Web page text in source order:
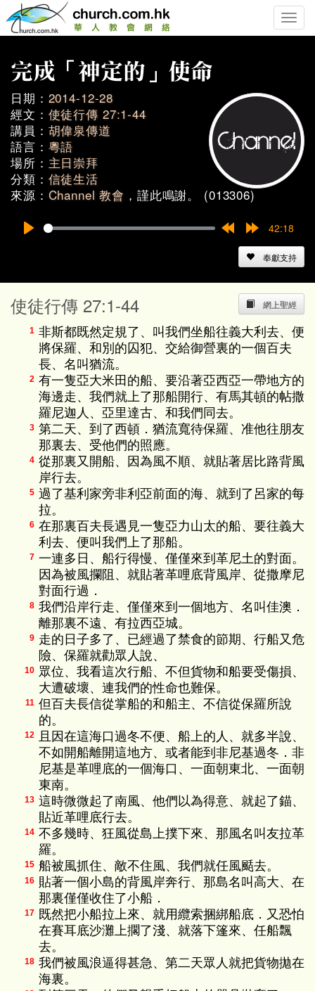
Toggle
日期： 2014-12-28
經文： 使徒行傳 27:1-44
講員： 胡偉泉傳道
語言： 粵語
場所： 主日崇拜
分類： 信徒生活
來源： Channel 教會 ，謹此鳴謝。 (013306)
15s
42:18
奉獻支持
網上聖經
使徒行傳 27:1-44
1 非斯都既然定規了、叫我們坐船往義大利去、便
將保羅、和別的囚犯、交給御營裏的一個百夫
長、名叫猶流。
2 有一隻亞大米田的船、要沿著亞西亞一帶地方的
海邊走、我們就上了那船開行、有馬其頓的帖撒
羅尼迦人、亞里達古、和我們同去。
3 第二天、到了西頓．猶流寬待保羅、准他往朋友
那裏去、受他們的照應。
4 從那裏又開船、因為風不順、就貼著居比路背風
岸行去。
5 過了基利家旁非利亞前面的海、就到了呂家的每
拉。
6 在那裏百夫長遇見一隻亞力山太的船、要往義大
利去、便叫我們上了那船。
7 一連多日、船行得慢、僅僅來到革尼土的對面。
因為被風攔阻、就貼著革哩底背風岸、從撒摩尼
對面行過．
8 我們沿岸行走、僅僅來到一個地方、名叫佳澳．
離那裏不遠、有拉西亞城。
9 走的日子多了、已經過了禁食的節期、行船又危
險、保羅就勸眾人說、
10 眾位、我看這次行船、不但貨物和船要受傷損、
大遭破壞、連我們的性命也難保。
11 但百夫長信從掌船的和船主、不信從保羅所說
的。
12
且因在這海口過冬不便、船上的人、就多半說、
不如開船離開這地方、或者能到非尼基過冬．非
尼基是革哩底的一個海口、一面朝東北、一面朝
東南。
13 這時微微起了南風、他們以為得意、就起了錨、
貼近革哩底行去。
14 不多幾時、狂風從島上撲下來、那風名叫友拉革
羅。
15 船被風抓住、敵不住風、我們就任風颳去。
16 貼著一個小島的背風岸奔行、那島名叫高大、在
那裏僅僅收住了小船．
17 既然把小船拉上來、就用纜索捆綁船底．又恐怕
在賽耳底沙灘上擱了淺、就落下篷來、任船飄
去。
18 我們被風浪逼得甚急、第二天眾人就把貨物拋在
海裏。